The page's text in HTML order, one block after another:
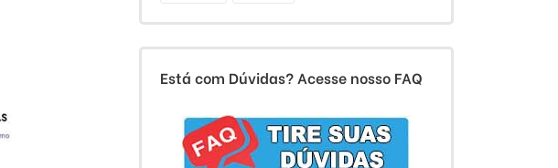
Está com Dúvidas? Acesse nosso FAQ